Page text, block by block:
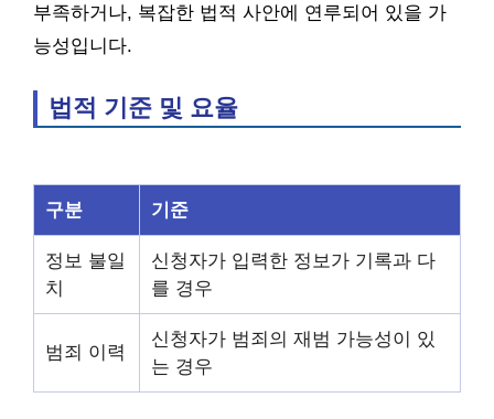
부족하거나, 복잡한 법적 사안에 연루되어 있을 가
능성입니다.
법적 기준 및 요율
구분 기준
정보 불일
치
신청자가 입력한 정보가 기록과 다
를 경우
범죄 이력
신청자가 범죄의 재범 가능성이 있
는 경우